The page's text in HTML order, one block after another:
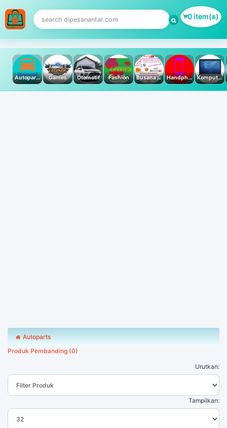
0 item(s)
Autoparts Games Otomotif Fashion Busana Muslim Handphone & Tablet Komputer PC & Laptop
Autoparts
Produk Pembanding (0)
Urutkan:
Tampilkan: